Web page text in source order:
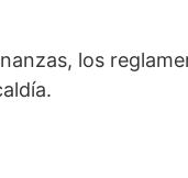
los